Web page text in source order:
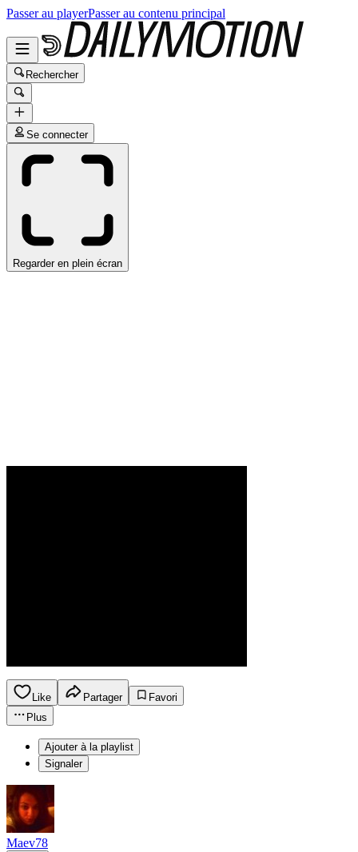
Passer au playerPasser au contenu principal
Rechercher
Se connecter
Regarder en plein écran
Like Partager
Favori
Plus
Ajouter à la playlist
Signaler
Maev78